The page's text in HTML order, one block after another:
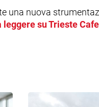
una nuova
leggere su Trieste Cafe